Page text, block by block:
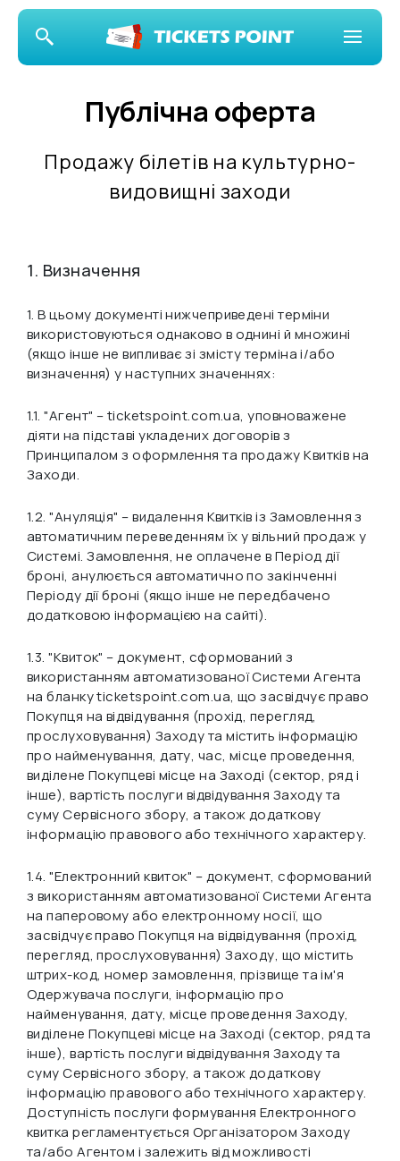
Публічна оферта
Продажу білетів на культурно-
видовищні заходи
1. Визначення
1. В цьому документі нижчеприведені терміни
використовуються однаково в однині й множині
(якщо інше не випливає зі змісту терміна і/або
визначення) у наступних значеннях:
1.1."Агент" – ticketspoint.com.ua, уповноважене
діяти на підставі укладених договорів з
Принципалом з оформлення та продажу Квитків на
Заходи.
1.2."Ануляція" – видалення Квитків із Замовлення з
автоматичним переведенням їх у вільний продаж у
Системі. Замовлення, не оплачене в Період дії
броні, анулюється автоматично по закінченні
Періоду дії броні (якщо інше не передбачено
додатковою інформацією на сайті).
1.3."Квиток" – документ, сформований з
використанням автоматизованої Системи Агента
на бланку ticketspoint.com.ua, що засвідчує право
Покупця на відвідування (прохід, перегляд,
прослуховування) Заходу та містить інформацію
про найменування, дату, час, місце проведення,
виділене Покупцеві місце на Заході (сектор, ряд і
інше), вартість послуги відвідування Заходу та
суму Сервісного збору, а також додаткову
інформацію правового або технічного характеру.
1.4."Електронний квиток" – документ, сформований
з використанням автоматизованої Системи Агента
на паперовому або електронному носії, що
засвідчує право Покупця на відвідування (прохід,
перегляд, прослуховування) Заходу, що містить
штрих-код, номер замовлення, прізвище та ім'я
Одержувача послуги, інформацію про
найменування, дату, місце проведення Заходу,
виділене Покупцеві місце на Заході (сектор, ряд та
інше), вартість послуги відвідування Заходу та
суму Сервісного збору, а також додаткову
інформацію правового або технічного характеру.
Доступність послуги формування Електронного
квитка регламентується Організатором Заходу
та/або Агентом і залежить від можливості